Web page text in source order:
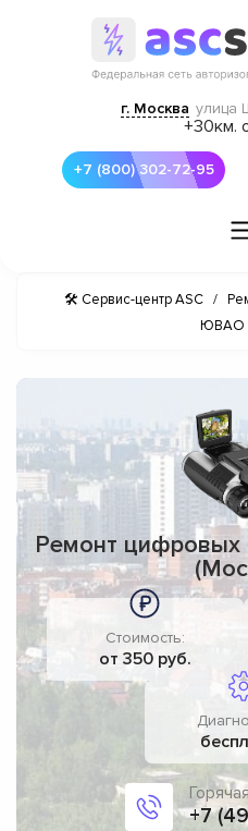
г. Москва улица
+30км.
+7 (800) 302-72-95
🛠 Сервис-центр ASC /
ЮВАО
Ремонт
Стоимость:
от 350 руб.
+7